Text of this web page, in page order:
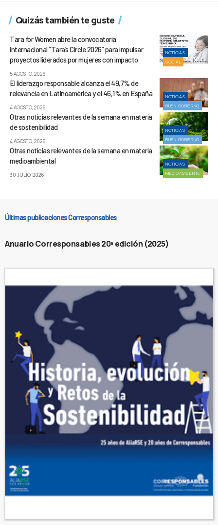
Quizás también te guste
NOTICIAS
SOCIAL
Tara for Women abre la convocatoria
internacional “Tara’s Circle 2026” para impulsar
proyectos liderados por mujeres con impacto
5 AGOSTO, 2026
NOTICIAS
BUEN GOBIERNO
El liderazgo responsable alcanza el 49,7% de
relevancia en Latinoamérica y el 46,1% en España
4 AGOSTO, 2026
NOTICIAS
BUEN GOBIERNO
Otras noticias relevantes de la semana en materia
de sostenibilidad
4 AGOSTO, 2026
NOTICIAS
MEDIOAMBIENTE
Otras noticias relevantes de la semana en materia
medioambiental
30 JULIO, 2026
Últimas publicaciones Corresponsables
Anuario Corresponsables 20ª edición (2025)